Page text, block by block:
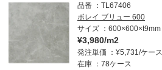
品番
TL67406
ボレイ ブリュー 600
サイズ
600×600×t9mm
¥3,980/m2
発注単価
¥5,731/ケース
在庫
78ケース